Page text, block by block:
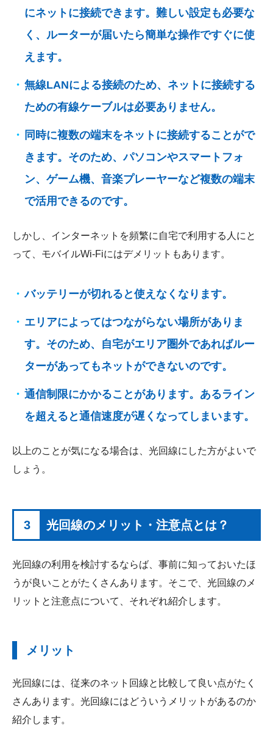
にネットに接続できます。難しい設定も必要な
く、ルーターが届いたら簡単な操作ですぐに使
えます。
無線LANによる接続のため、ネットに接続する
ための有線ケーブルは必要ありません。
同時に複数の端末をネットに接続することがで
きます。そのため、パソコンやスマートフォ
ン、ゲーム機、音楽プレーヤーなど複数の端末
で活用できるのです。
しかし、インターネットを頻繁に自宅で利用する人にと
って、モバイルWi-Fiにはデメリットもあります。
バッテリーが切れると使えなくなります。
エリアによってはつながらない場所がありま
す。そのため、自宅がエリア圏外であればルー
ターがあってもネットができないのです。
通信制限にかかることがあります。あるライン
を超えると通信速度が遅くなってしまいます。
以上のことが気になる場合は、光回線にした方がよいで
しょう。
3 光回線のメリット・注意点とは？
光回線の利用を検討するならば、事前に知っておいたほ
うが良いことがたくさんあります。そこで、光回線のメ
リットと注意点について、それぞれ紹介します。
メリット
光回線には、従来のネット回線と比較して良い点がたく
さんあります。光回線にはどういうメリットがあるのか
紹介します。